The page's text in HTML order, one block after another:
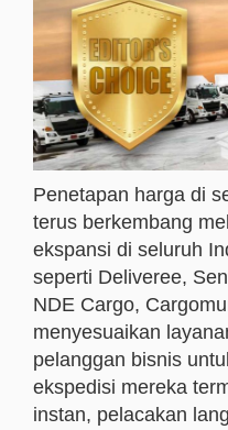
Penetapan harga di
terus berkembang
ekspansi di seluruh
seperti Deliveree,
NDE Cargo,
menyesuaikan
pelanggan bisnis
ekspedisi mereka
instan, pelacakan